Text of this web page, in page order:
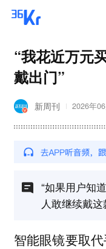
“我花近万元
戴出门”
新周刊 2026年
“如果用户知
人敢继续戴
智能眼镜要取